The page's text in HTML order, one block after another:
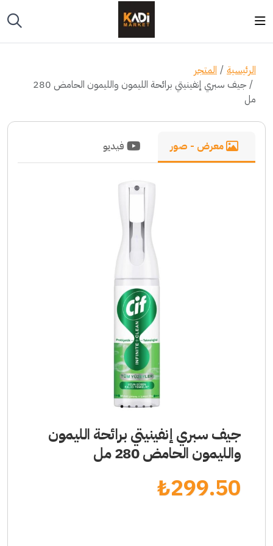
الرئيسية
المتجر
جيف سبري إنفينيتي برائحة الليمون والليمون الحامض 280
مل
معرض - صور فيديو
1 2345
جيف سبري إنفينيتي برائحة الليمون
والليمون الحامض 280 مل
299.50
₺